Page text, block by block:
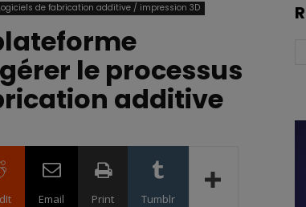
de fabrication additive / impression 3D
le processus
additive
Email Print Tumblr